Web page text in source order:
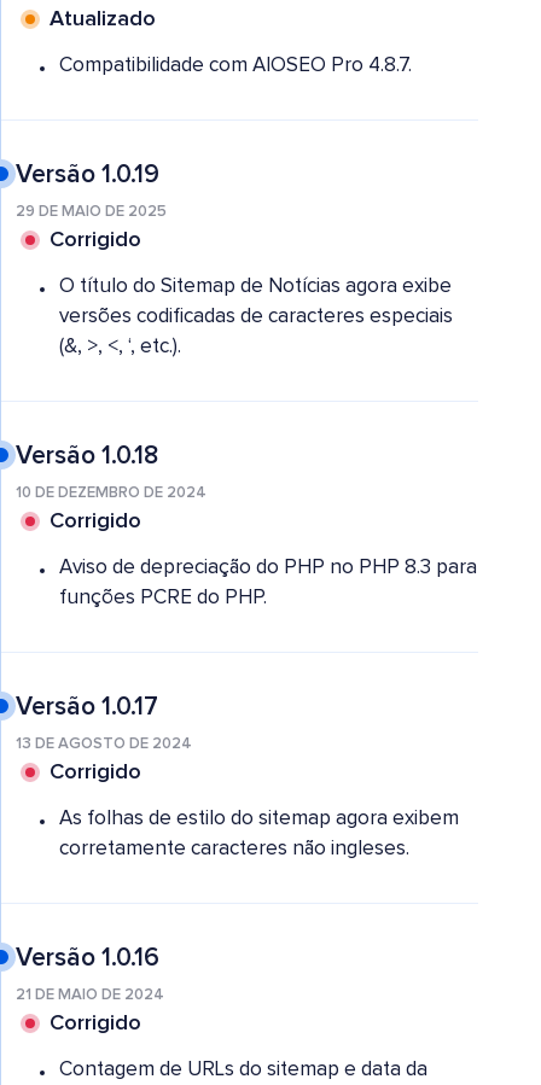
Atualizado
Compatibilidade com AIOSEO Pro 4.8.7.
Versão 1.0.19
29 DE MAIO DE 2025
Corrigido
O título do Sitemap de Notícias agora exibe
versões codificadas de caracteres especiais
(&, >, <, ‘, etc.).
Versão 1.0.18
10 DE DEZEMBRO DE 2024
Corrigido
Aviso de depreciação do PHP no PHP 8.3 para
funções PCRE do PHP.
Versão 1.0.17
13 DE AGOSTO DE 2024
Corrigido
As folhas de estilo do sitemap agora exibem
corretamente caracteres não ingleses.
Versão 1.0.16
21 DE MAIO DE 2024
Corrigido
Contagem de URLs do sitemap e data da